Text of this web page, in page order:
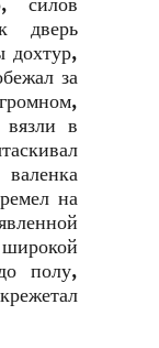
силов
дверь
дохтур,
за
в
на
полу,